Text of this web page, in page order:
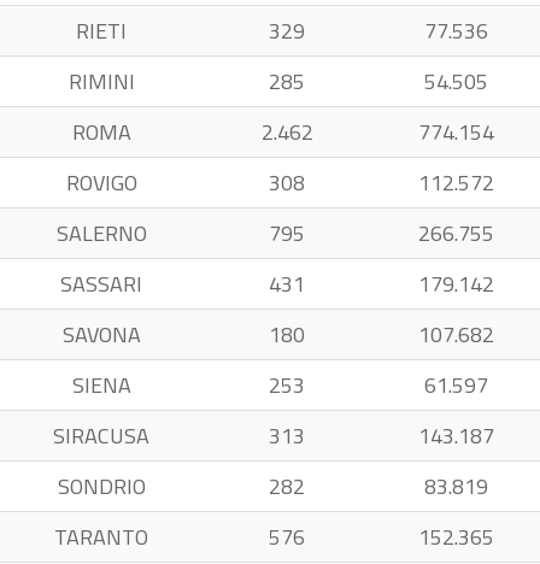
RIETI
329
77.536
RIMINI
285
54.505
ROMA
2.462
774.154
ROVIGO
308
112.572
SALERNO
795
266.755
SASSARI
431
179.142
SAVONA
180
107.682
SIENA
253
61.597
SIRACUSA
313
143.187
SONDRIO
282
83.819
TARANTO
576
152.365